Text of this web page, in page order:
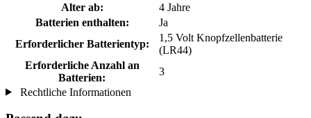
Alter ab:
4 Jahre
Batterien enthalten:
Ja
Erforderlicher Batterientyp:
1,5 Volt Knopfzellenbatterie
(LR44)
Erforderliche Anzahl an
Batterien:
3
Rechtliche Informationen